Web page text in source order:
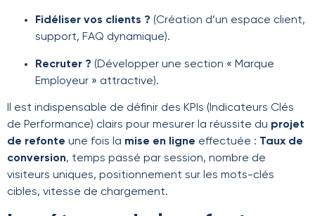
Fidéliser vos clients ? (Création d’un espace client,
support, FAQ dynamique).
Recruter ? (Développer une section « Marque
Employeur » attractive).
Il est indispensable de définir des KPIs (Indicateurs Clés
de Performance) clairs pour mesurer la réussite du projet
de refonte une fois la mise en ligne effectuée : Taux de
conversion, temps passé par session, nombre de
visiteurs uniques, positionnement sur les mots-clés
cibles, vitesse de chargement.